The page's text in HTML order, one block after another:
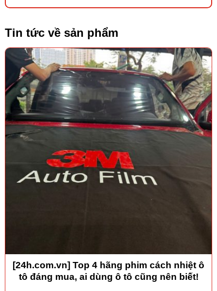
Tin tức về sản phẩm
[24h.com.vn] Top 4 hãng phim cách nhiệt ô
tô đáng mua, ai dùng ô tô cũng nên biết!